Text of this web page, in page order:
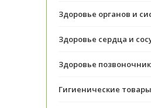
Здоровье органов и
Здоровье сердца и
Здоровье
Гигиенические товары